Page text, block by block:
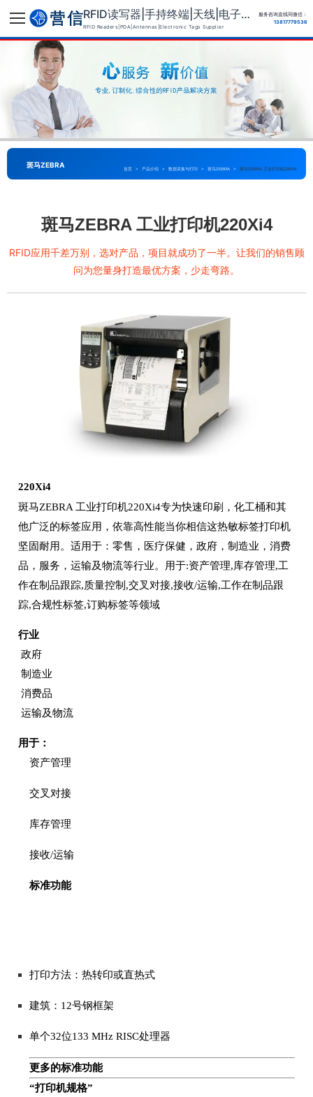
RFID读写器|手持终端|天线|电子标签供应商
RFID Readers|PDA|Antennas|Electronic Tags Supplier
服务咨询直线同微信：
13817779536
斑马ZEBRA 首页 > 产品介绍 > 数据采集与打印 > 斑马ZEBRA > 斑马ZEBRA 工业打印机220Xi4
斑马ZEBRA 工业打印机220Xi4
RFID应用千差万别，选对产品，项目就成功了一半。让我们的销售顾
问为您量身打造最优方案，少走弯路。
220Xi4
斑马ZEBRA 工业打印机220Xi4专为快速印刷，化工桶和其
他广泛的标签应用，依靠高性能当你相信这热敏标签打印机
坚固耐用。适用于：零售，医疗保健，政府，制造业，消费
品，服务，运输及物流等行业。用于:资产管理,库存管理,工
作在制品跟踪,质量控制,交叉对接,接收/运输,工作在制品跟
踪,合规性标签,订购标签等领域
行业
政府
制造业
消费品
运输及物流
用于：
资产管理
交叉对接
库存管理
接收/运输
标准功能
打印方法：热转印或直热式
建筑：12号钢框架
单个32位133 MHz RISC处理器
更多的标准功能
“打印机规格”